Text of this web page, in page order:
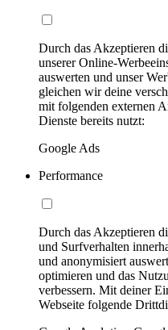
Durch das Akzeptieren
unserer Online-
auswerten und unser
gleichen wir deine
mit folgenden externen
Dienste bereits nutzt:
Google Ads
Performance
Durch das Akzeptieren
und Surfverhalten
und anonymisiert
optimieren und das
verbessern. Mit deiner
Webseite folgende